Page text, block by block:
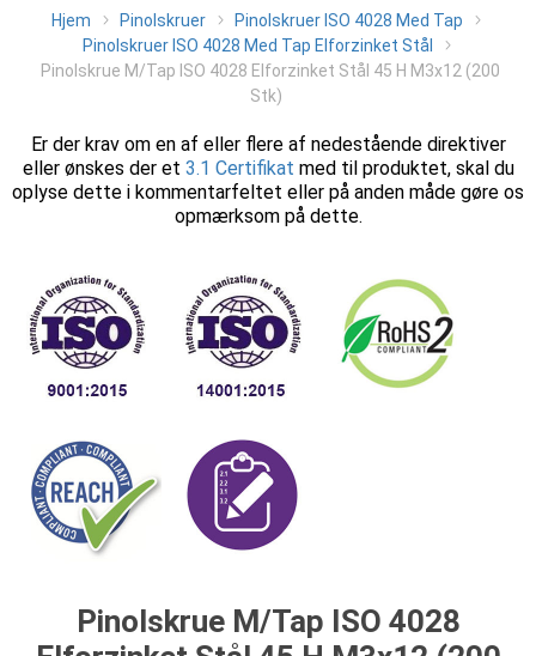
Hjem Pinolskruer
Pinolskruer ISO 4028 Med Tap
Pinolskruer ISO 4028 Med Tap Elforzinket Stål
Pinolskrue M/Tap ISO 4028 Elforzinket Stål 45 H M3x12 (200
Stk)
Er der krav om en af eller flere af nedestående direktiver
eller ønskes der et 3.1 Certifikat med til produktet, skal du
oplyse dette i kommentarfeltet eller på anden måde gøre os
opmærksom på dette.
Pinolskrue M/Tap ISO 4028